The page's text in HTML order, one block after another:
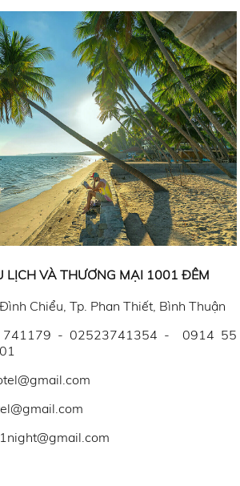
LỊCH VÀ THƯƠNG MẠI 1001 ĐÊM
Chiểu, Tp. Phan Thiết, Bình Thuận
741179 - 02523741354 - 0914 55